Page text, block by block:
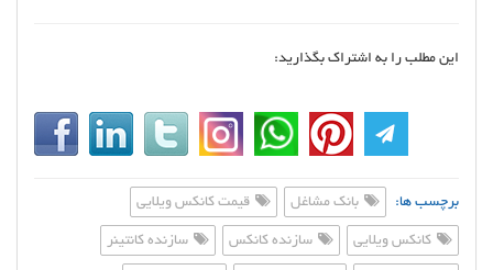
این مطلب را به اشتراک بگذارید:
برچسب ها: بانک مشاغل قیمت کانکس ویلایی
کانکس ویلایی سازنده کانکس سازنده کانتینر